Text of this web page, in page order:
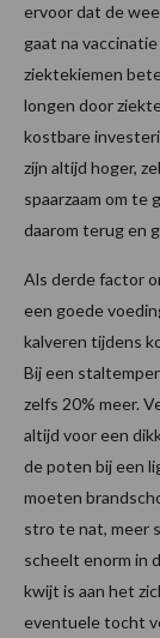
ervoor dat de
gaat na
ziektekiemen
longen door
kostbare
zijn altijd hoger,
spaarzaam om te
daarom terug en
Als derde factor
een goede
kalveren tijdens
Bij een
zelfs 20% meer.
altijd voor een
de poten bij een
moeten
stro te nat, meer
scheelt enorm in
kwijt is aan het
eventuele tocht